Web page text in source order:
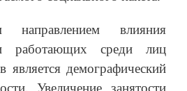
влияния
работающих среди лиц
является демографический
Увеличение занятости